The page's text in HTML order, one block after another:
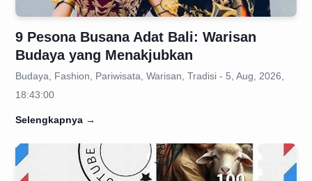
9 Pesona Busana Adat Bali: Warisan
Budaya yang Menakjubkan
Budaya, Fashion, Pariwisata, Warisan, Tradisi - 5, Aug, 2026,
18:43:00
Selengkapnya →